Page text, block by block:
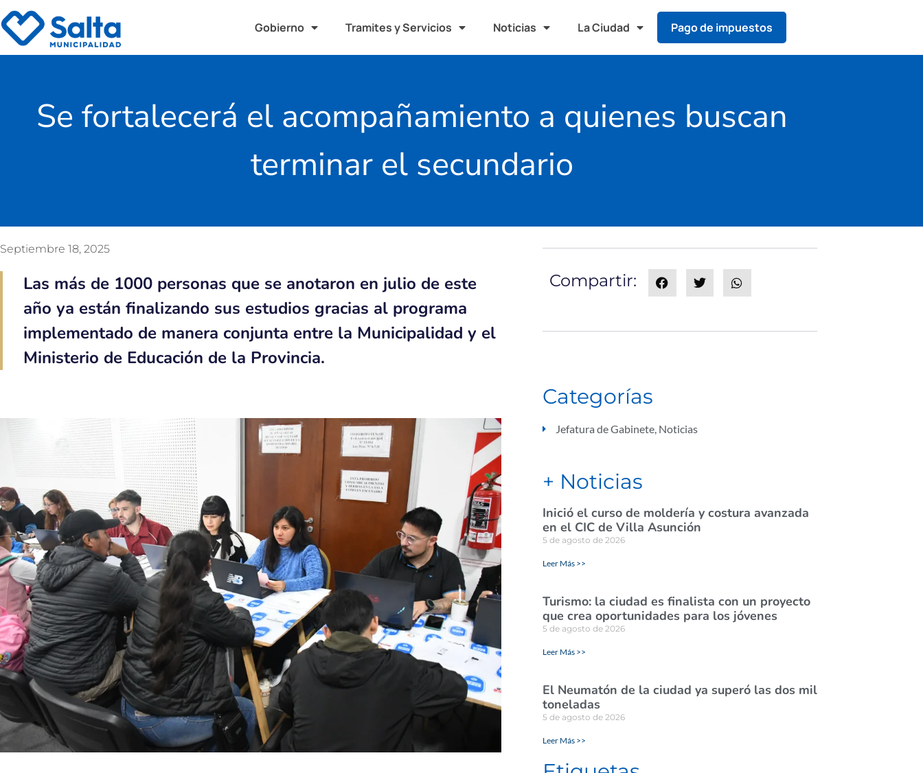
Gobierno Tramites y Servicios Noticias La Ciudad Pago de impuestos
Se fortalecerá el acompañamiento a quienes buscan
terminar el secundario
Septiembre 18, 2025
Las más de 1000 personas que se anotaron en julio de este
año ya están finalizando sus estudios gracias al programa
implementado de manera conjunta entre la Municipalidad y el
Ministerio de Educación de la Provincia.
Compartir:
Categorías
Jefatura de Gabinete, Noticias
+ Noticias
Inició el curso de moldería y costura avanzada
en el CIC de Villa Asunción
5 de agosto de 2026
Leer Más >>
Turismo: la ciudad es finalista con un proyecto
que crea oportunidades para los jóvenes
5 de agosto de 2026
Leer Más >>
El Neumatón de la ciudad ya superó las dos mil
toneladas
5 de agosto de 2026
Leer Más >>